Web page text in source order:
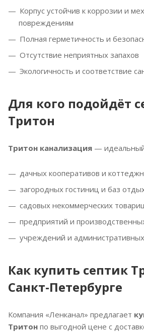
Корпус устойчив к коррозии и
повреждениям
Полная герметичность и
Отсутствие неприятных запахов
Экологичность и соответствие
Для кого подойдёт
Тритон
Тритон канализация —
дачных кооперативов и
загородных гостиниц и баз
садовых некоммерческих
предприятий и
учреждений и
Как купить септик
Санкт-Петербурге
Компания «Ленканал» предлагает
Тритон по выгодной цене с